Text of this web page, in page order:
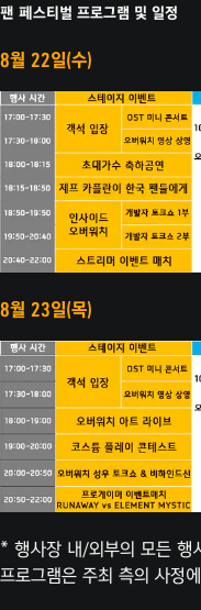
팬 페스티벌 프로그램 및 일정
8월 22일(수)
8월 23일(목)
* 행사장 내/외부의 모든 행
프로그램은 주최 측의 사정